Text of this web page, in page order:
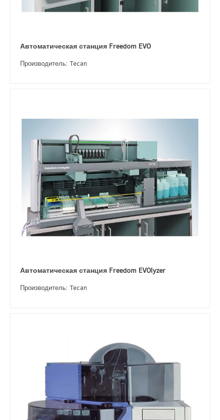
Автоматическая станция Freedom EVO
Производитель: Tecan
Автоматическая станция Freedom EVOlyzer
Производитель: Tecan